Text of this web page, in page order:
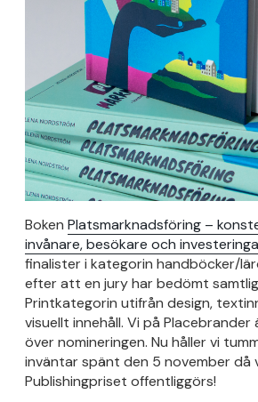
Boken Platsmarknadsföring –
invånare, besökare och
finalister i kategorin handböcker/
efter att en jury har bedömt
Printkategorin utifrån design,
visuellt innehåll. Vi på
över nomineringen. Nu håller vi
inväntar spänt den 5 november då
Publishingpriset offentliggörs!